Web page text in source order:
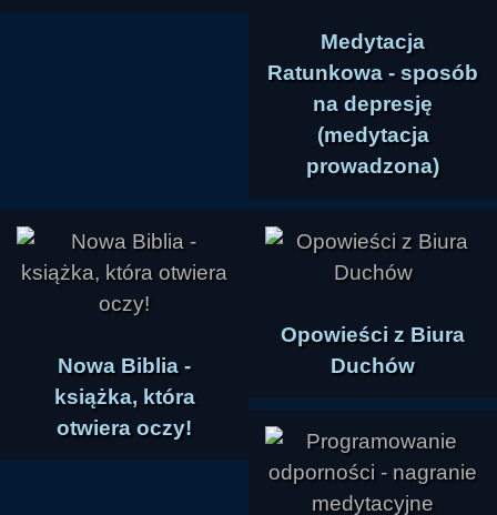
Medytacja
Ratunkowa - sposób
na depresję
(medytacja
prowadzona)
Nowa Biblia -
książka, która
otwiera oczy!
Opowieści z Biura
Duchów